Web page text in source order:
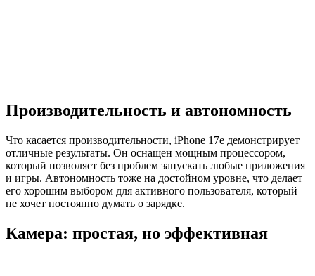
Производительность и автономность
Что касается производительности, iPhone 17e демонстрирует
отличные результаты. Он оснащен мощным процессором,
который позволяет без проблем запускать любые приложения
и игры. Автономность тоже на достойном уровне, что делает
его хорошим выбором для активного пользователя, который
не хочет постоянно думать о зарядке.
Камера: простая, но эффективная